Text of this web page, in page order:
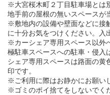
※大宮桜木町２丁目駐車場とは
地手前の屋根の無いスペースが
※敷地内の設備や壁面などに接
に十分お気をつけください。入
※カーシェア専用スペース以外
極駐車スペースへの駐車・侵入
シェア専用スペースは路面の黄
印です。
※ご利用に際はお静かにお願い
※ゴミのポイ捨てをしないでく